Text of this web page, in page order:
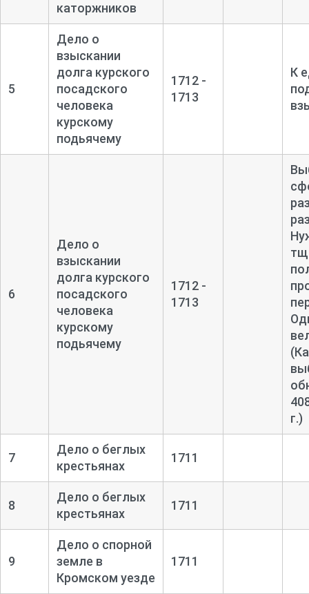
каторжников
5
Дело о
взыскании
долга курского
посадского
человека
курскому
подьячему
1712 -
1713
К
6
Дело о
взыскании
долга курского
посадского
человека
курскому
подьячему
1712 -
1713
г.)
7
Дело о беглых
крестьянах
1711
8
Дело о беглых
крестьянах
1711
9
Дело о спорной
земле в
Кромском уезде
1711